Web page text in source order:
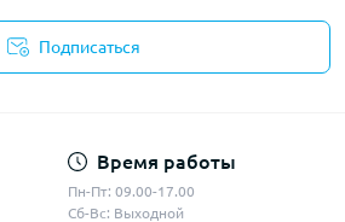
Подписаться
Время работы
Пн-Пт: 09.00-17.00
Сб-Вс: Выходной